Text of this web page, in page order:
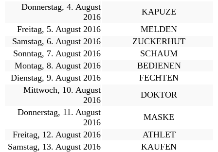
Donnerstag, 4. August
2016
KAPUZE
Freitag, 5. August 2016
MELDEN
Samstag, 6. August 2016
ZUCKERHUT
Sonntag, 7. August 2016
SCHAUM
Montag, 8. August 2016
BEDIENEN
Dienstag, 9. August 2016
FECHTEN
Mittwoch, 10. August
2016
DOKTOR
Donnerstag, 11. August
2016
MASKE
Freitag, 12. August 2016
ATHLET
Samstag, 13. August 2016
KAUFEN